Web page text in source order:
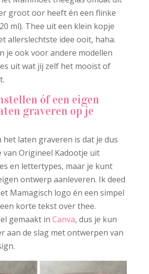
groot oor heeft én een flinke
ml). Thee uit een klein kopje
allerslechtste idee ooit, haha.
je ook voor andere modellen
uit wat jij zelf het mooist of
óf een eigen
graveren op je
het laten graveren is dat je dus
van Origineel Kadootje uit
en lettertypes, maar je kunt
ontwerp aanleveren. Ik deed
Mamagisch logo én een simpel
korte tekst over thee.
gemaakt in Canva, dus je kun
aan de slag met ontwerpen van